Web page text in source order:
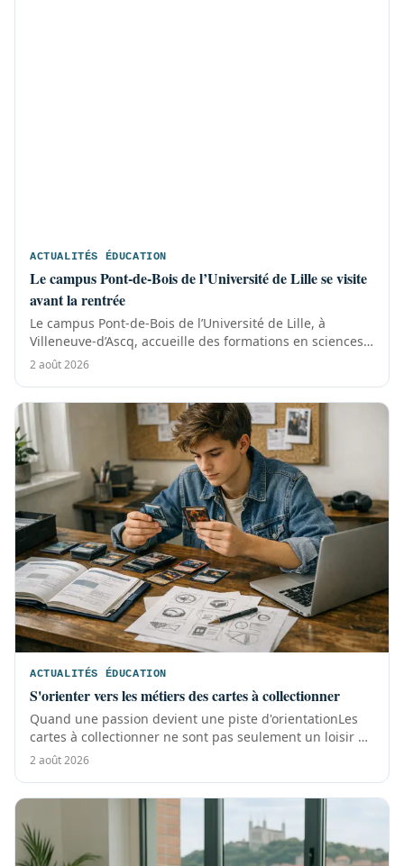
ACTUALITÉS ÉDUCATION
Le campus Pont-de-Bois de l’Université de Lille se visite
avant la rentrée
Le campus Pont-de-Bois de l’Université de Lille, à
Villeneuve-d’Ascq, accueille des formations en sciences
humaines, sociales, économiques...
2 août 2026
ACTUALITÉS ÉDUCATION
S'orienter vers les métiers des cartes à collectionner
Quand une passion devient une piste d'orientationLes
cartes à collectionner ne sont pas seulement un loisir de
cour de récréation ou de...
2 août 2026